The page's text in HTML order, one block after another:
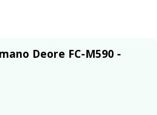
Deore FC-M590 -